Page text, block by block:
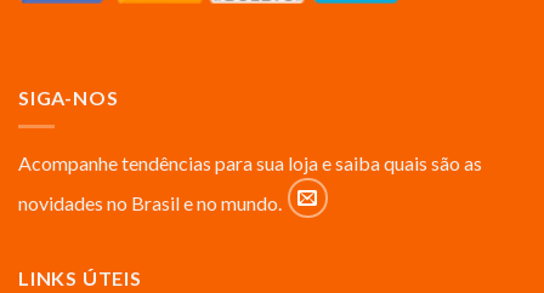
SIGA-NOS
Acompanhe tendências para sua loja e saiba quais são as
novidades no Brasil e no mundo.
LINKS ÚTEIS